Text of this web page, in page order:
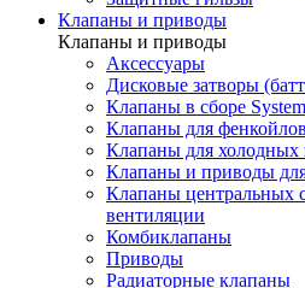
Клапаны и приводы
Клапаны и приводы
Аксессуары
Дисковые затворы
Клапаны в сборе
Клапаны для
Клапаны для холодных
Клапаны и приводы
Клапаны центральных
вентиляции
Комбиклапаны
Приводы
Радиаторные клапаны